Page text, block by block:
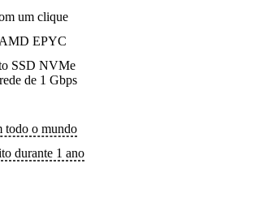
um clique
AMD EPYC
SSD NVMe
de 1 Gbps
todo o mundo
durante 1 ano